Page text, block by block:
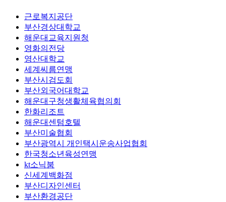
근로복지공단
부산경상대학교
해운대교육지원청
영화의전당
영산대학교
세계씨름연맹
부산시검도회
부산외국어대학교
해운대구청생활체육협의회
한화리조트
해운대센텀호텔
부산미술협회
부산광역시 개인택시운송사업협회
한국청소년육성연맹
kt소닉붐
신세계백화점
부산디자인센터
부산환경공단